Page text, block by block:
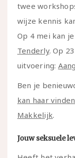
twee
wijze kennis
Op 4 mei kan
Tenderly. Op
uitvoering:
Ben je
kan haar
Makkelijk.
Jouw seksuele